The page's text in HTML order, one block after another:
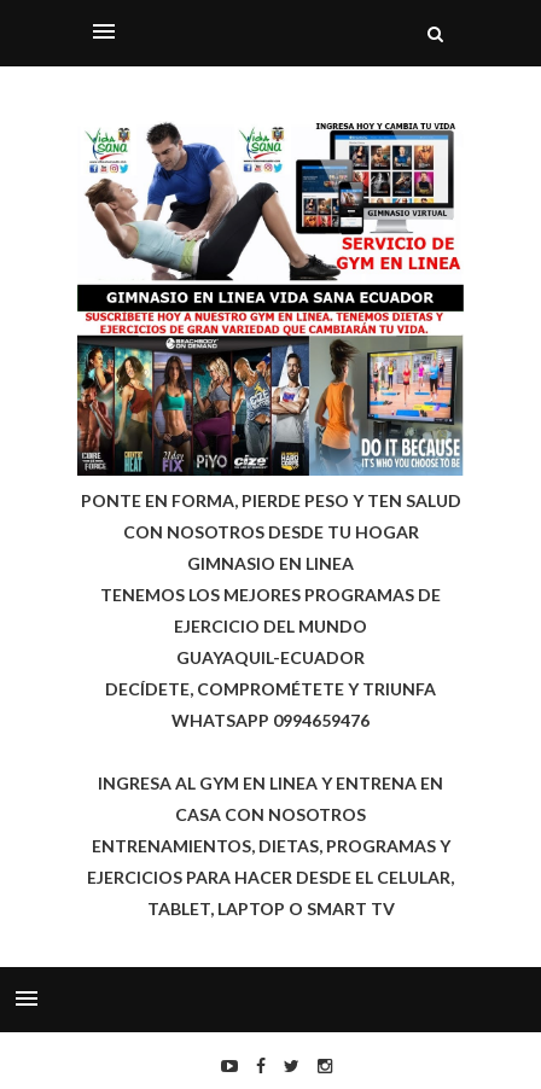
PONTE EN FORMA, PIERDE PESO Y TEN SALUD
CON NOSOTROS DESDE TU HOGAR
GIMNASIO EN LINEA
TENEMOS LOS MEJORES PROGRAMAS DE
EJERCICIO DEL MUNDO
GUAYAQUIL-ECUADOR
DECÍDETE, COMPROMÉTETE Y TRIUNFA
WHATSAPP 0994659476
INGRESA AL GYM EN LINEA Y ENTRENA EN
CASA CON NOSOTROS
ENTRENAMIENTOS, DIETAS, PROGRAMAS Y
EJERCICIOS PARA HACER DESDE EL CELULAR,
TABLET, LAPTOP O SMART TV